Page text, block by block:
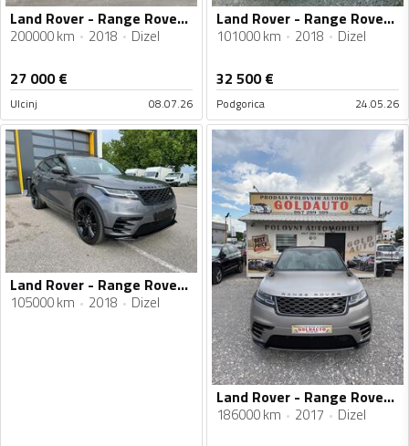
Land Rover - Range Rover Velar - 2.0
200000 km 2018 Dizel
27 000€
Ulcinj 08.07.26
Land Rover - Range Rover Velar - 2.0 L D180
101000 km 2018 Dizel
32 500€
Podgorica 24.05.26
Land Rover - Range Rover Velar - 3.0 tdi
105000 km 2018 Dizel
Land Rover - Range Rover Velar - Velare 3.0 D 300 HSE R Dynamic
186000 km 2017 Dizel